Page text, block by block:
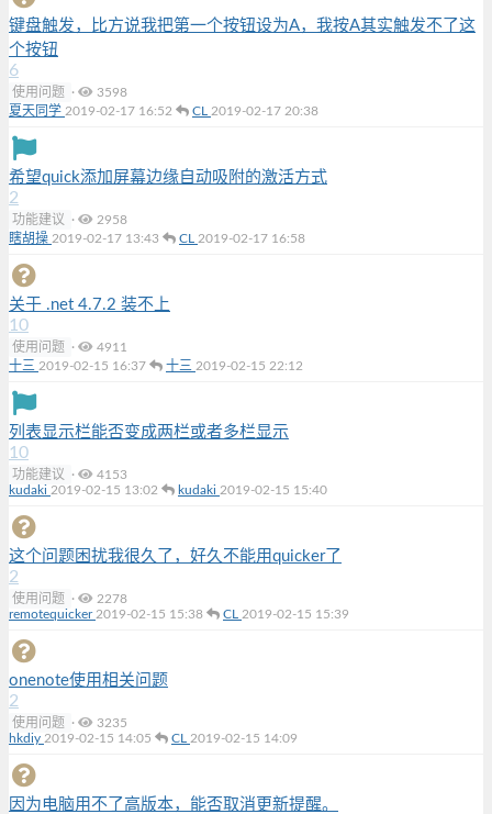
键盘触发，比方说我把第一个按钮设为A，我按A其实触发不了这
个按钮
6
使用问题 ·
3598
夏天同学 2019-02-17 16:52 CL 2019-02-17 20:38
希望quick添加屏幕边缘自动吸附的激活方式
2
功能建议 ·
2958
瞎胡操 2019-02-17 13:43 CL 2019-02-17 16:58
关于 .net 4.7.2 装不上
10
使用问题 ·
4911
十三 2019-02-15 16:37 十三 2019-02-15 22:12
列表显示栏能否变成两栏或者多栏显示
10
功能建议 ·
4153
kudaki 2019-02-15 13:02 kudaki 2019-02-15 15:40
这个问题困扰我很久了，好久不能用quicker了
2
使用问题 ·
2278
remotequicker 2019-02-15 15:38 CL 2019-02-15 15:39
onenote使用相关问题
2
使用问题 ·
3235
hkdiy 2019-02-15 14:05 CL 2019-02-15 14:09
因为电脑用不了高版本，能否取消更新提醒。